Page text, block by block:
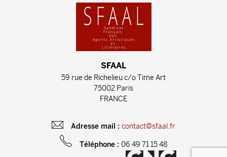
SFAAL
59 rue de Richelieu c/o Time Art
75002 Paris
FRANCE
Adresse mail : contact@sfaal.fr
Téléphone : 06 49 71 15 48